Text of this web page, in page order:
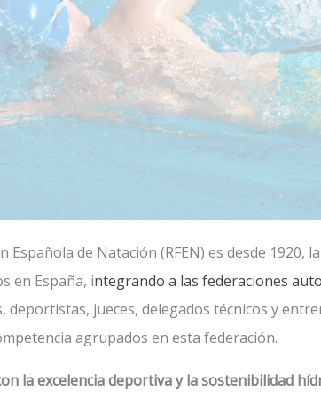
Española de Natación (RFEN) es desde
en España, integrando a las federaciones
deportistas, jueces, delegados técnicos y
agrupados en esta federación.
la excelencia deportiva y la sostenibilidad